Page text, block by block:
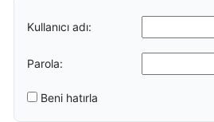
Kullanıcı adı:
Parola:
Beni hatırla